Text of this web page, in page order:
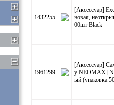
1432255
[Аксессуар]
новая,
00шт Black
1961299
[Аксессуар]
у NEOMAX
ый (упаковка